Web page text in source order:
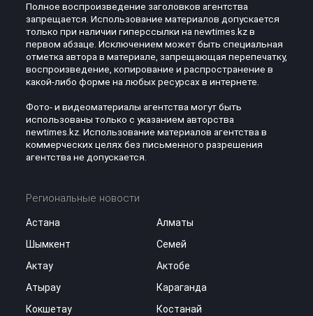
Полное воспроизведение заголовков агентства
запрещается. Использование материалов допускается
только при наличии гиперссылки на newtimes.kz в
первом абзаце. Исключением может быть специальная
отметка автора в материале, запрещающая перепечатку,
воспроизведение, копирование и распространение в
какой-либо форме на любых ресурсах в интернете.
Фото- и видеоматериалы агентства могут быть
использованы только с указанием авторства
newtimes.kz. Использование материалов агентства в
коммерческих целях без письменного разрешения
агентства не допускается.
Региональные новости
Астана
Алматы
Шымкент
Семей
Актау
Актобе
Атырау
Караганда
Кокшетау
Костанай